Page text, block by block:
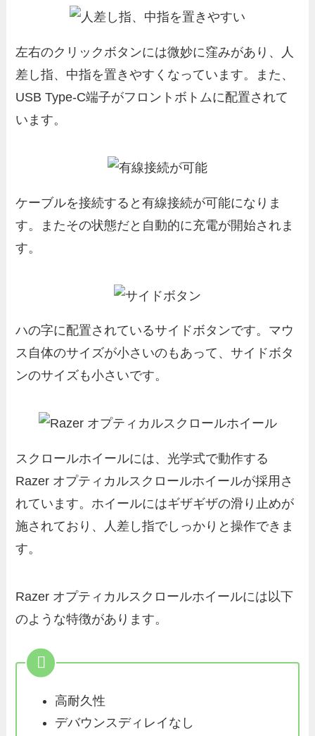
左右のクリックボタンには微妙に窪みがあり、人
差し指、中指を置きやすくなっています。また、
USB Type-C端子がフロントボトムに配置されて
います。
ケーブルを接続すると有線接続が可能になりま
す。またその状態だと自動的に充電が開始されま
す。
ハの字に配置されているサイドボタンです。マウ
ス自体のサイズが小さいのもあって、サイドボタ
ンのサイズも小さいです。
スクロールホイールには、光学式で動作する
Razer オプティカルスクロールホイールが採用さ
れています。ホイールにはギザギザの滑り止めが
施されており、人差し指でしっかりと操作できま
す。
Razer オプティカルスクロールホイールには以下
のような特徴があります。
高耐久性
デバウンスディレイなし